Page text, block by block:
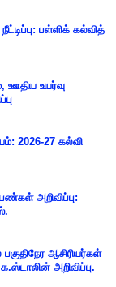
பள்ளிக் கல்வித்
ஊதிய உயர்வு
2026-27 கல்வி
அறிவிப்பு:
ஆசிரியர்கள்
அறிவிப்பு.